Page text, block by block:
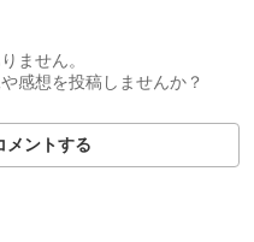
ません。
感想を投稿しませんか？
メントする